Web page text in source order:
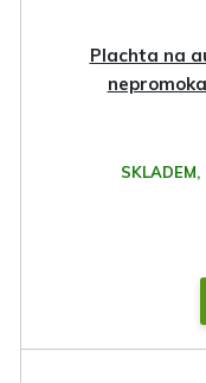
Plachta na